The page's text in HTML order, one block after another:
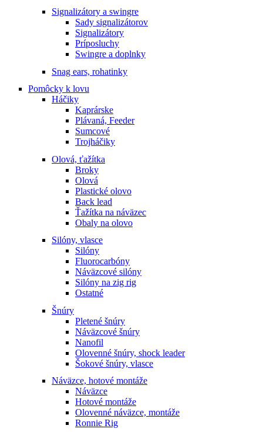
Signalizátory a swingre
Sady signalizátorov
Signalizátory
Príposluchy
Swingre a doplnky
Snag ears, rohatinky
Pomôcky k lovu
Háčiky
Kaprárske
Plávaná, Feeder
Sumcové
Trojháčiky
Olová, ťažítka
Broky
Olová
Plastické olovo
Back lead
Ťažítka na náväzec
Obaly na olovo
Silóny, vlasce
Silóny
Fluorocarbóny
Náväzcové silóny
Silóny na zig rig
Ostatné
Šnúry
Pletené šnúry
Náväzcové šnúry
Nanofil
Olovenné šnúry, shock leader
Šokové šnúry, vlasce
Náväzce, hotové montáže
Náväzce
Hotové montáže
Olovenné náväzce, montáže
Ronnie Rig